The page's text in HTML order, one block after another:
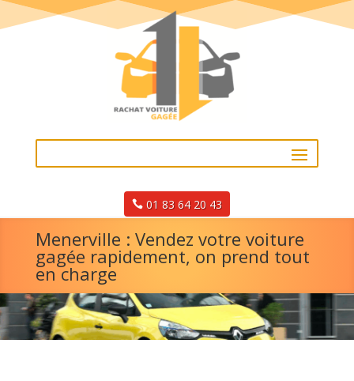
01 83 64 20 43
Menerville : Vendez votre voiture
gagée rapidement, on prend tout
en charge